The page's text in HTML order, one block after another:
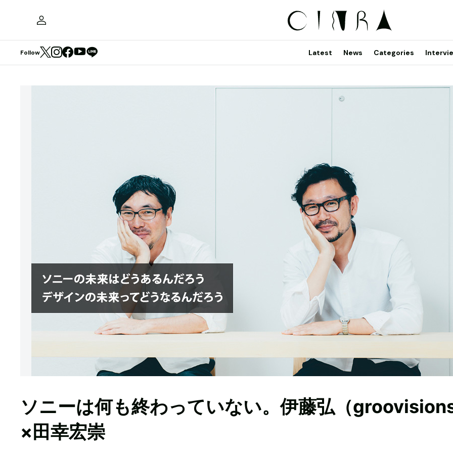
Follow Latest News Categories
ソニーは何も終わっていない。伊藤弘（
×田幸宏崇